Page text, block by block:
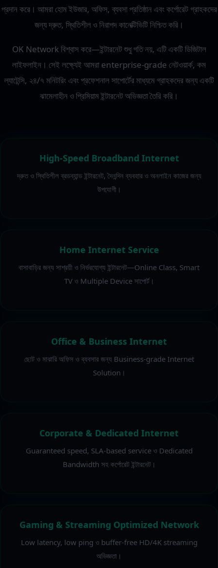
প্রদান করে। আমরা হোম ইউজার, অফিস, ব্যবসা প্রতিষ্ঠান এবং কর্পোরেট গ্রাহকদের
জন্য দ্রুত, স্থিতিশীল ও নিরাপদ কানেক্টিভিটি নিশ্চিত করি।
OK Network বিশ্বাস করে—ইন্টারনেট শুধু গতি নয়, এটি একটি ডিজিটাল
লাইফলাইন। সেই লক্ষ্যেই আমরা enterprise-grade নেটওয়ার্ক, কম
ল্যাটেন্সি, ২৪/৭ মনিটরিং এবং প্রফেশনাল সাপোর্টের মাধ্যমে গ্রাহকদের জন্য একটি
ঝামেলাহীন ও প্রিমিয়াম ইন্টারনেট অভিজ্ঞতা তৈরি করি।
High-Speed Broadband Internet
দ্রুত ও স্থিতিশীল ব্রডব্যান্ড ইন্টারনেট, দৈনন্দিন ব্যবহার ও অনলাইন কাজের জন্য
উপযোগী।
Home Internet Service
বাসাবাড়ির জন্য সাশ্রয়ী ও নির্ভরযোগ্য ইন্টারনেট—Online Class, Smart
TV ও Multiple Device সাপোর্ট।
Office & Business Internet
ছোট ও মাঝারি অফিস ও ব্যবসার জন্য Business-grade Internet
Solution।
Corporate & Dedicated Internet
Guaranteed speed, SLA-based service ও Dedicated
Bandwidth সহ কর্পোরেট ইন্টারনেট।
Gaming & Streaming Optimized Network
Low latency, low ping ও buffer-free HD/4K streaming
অভিজ্ঞতা।